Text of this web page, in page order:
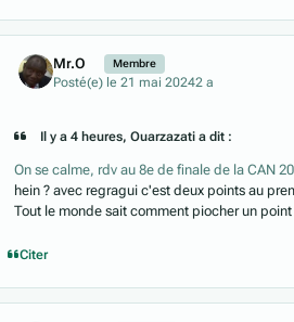
Mr.O Membre
Posté(e) le 21 mai 20242 a
Il y a 4 heures, Ouarzazati a dit :
On se calme, rdv au 8e de finale de la CAN
hein ? avec regragui c'est deux points au
Tout le monde sait comment piocher un
Citer